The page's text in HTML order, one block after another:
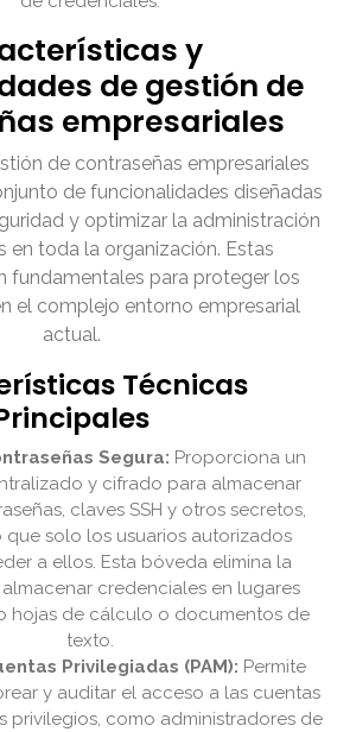
y
de gestión de
empresariales
de contraseñas empresariales
de funcionalidades diseñadas
y optimizar la administración
en toda la organización. Estas
fundamentales para proteger los
el complejo entorno empresarial
actual.
Técnicas
Segura: Proporciona un
y cifrado para almacenar
claves SSH y otros secretos,
que solo los usuarios autorizados
a ellos. Esta bóveda elimina la
credenciales en lugares
hojas de cálculo o documentos de
texto.
Privilegiadas (PAM): Permite
y auditar el acceso a las cuentas
privilegios, como administradores de